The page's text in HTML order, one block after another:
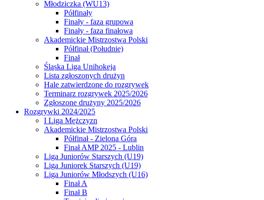
Młodziczka (WU13)
Półfinały
Finały - faza grupowa
Finały - faza finałowa
Akademickie Mistrzostwa Polski
Półfinał (Południe)
Finał
Śląska Liga Unihokeja
Lista zgłoszonych drużyn
Hale zatwierdzone do rozgrywek
Terminarz rozgrywek 2025/2026
Zgłoszone drużyny 2025/2026
Rozgrywki 2024/2025
I Liga Mężczyzn
Akademickie Mistrzostwa Polski
Półfinał - Zielona Góra
Finał AMP 2025 - Lublin
Liga Juniorów Starszych (U19)
Liga Juniorek Starszych (U19)
Liga Juniorów Młodszych (U16)
Finał A
Finał B